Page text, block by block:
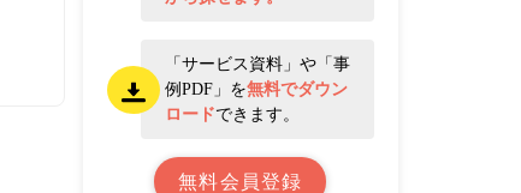
「サービス資料」や「事
例PDF」を無料でダウン
ロードできます。
無料会員登録